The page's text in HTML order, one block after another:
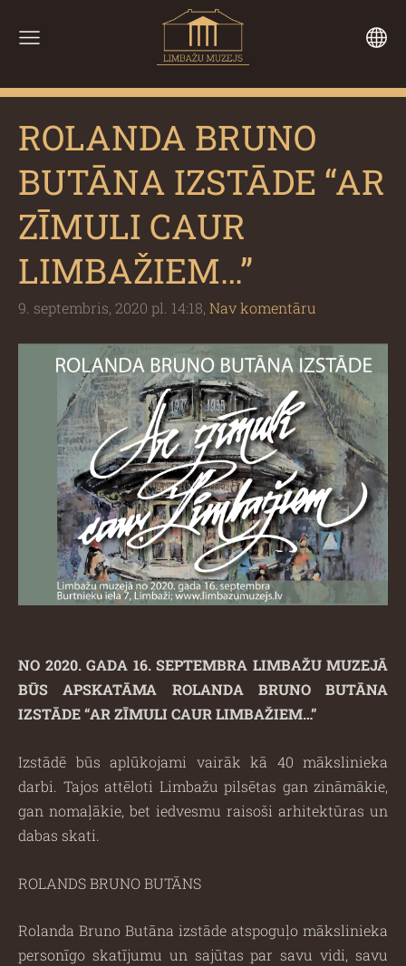
ROLANDA BRUNO
BUTĀNA IZSTĀDE “AR
ZĪMULI CAUR
LIMBAŽIEM…”
9. septembris, 2020 pl. 14:18, Nav komentāru
NO 2020. GADA 16. SEPTEMBRA LIMBAŽU MUZEJĀ
BŪS APSKATĀMA ROLANDA BRUNO BUTĀNA
IZSTĀDE “AR ZĪMULI CAUR LIMBAŽIEM…”
Izstādē būs aplūkojami vairāk kā 40 mākslinieka
darbi. Tajos attēloti Limbažu pilsētas gan zināmākie,
gan nomaļākie, bet iedvesmu raisoši arhitektūras un
dabas skati.
ROLANDS BRUNO BUTĀNS
Rolanda Bruno Butāna izstāde atspoguļo mākslinieka
personīgo skatījumu un sajūtas par savu vidi, savu